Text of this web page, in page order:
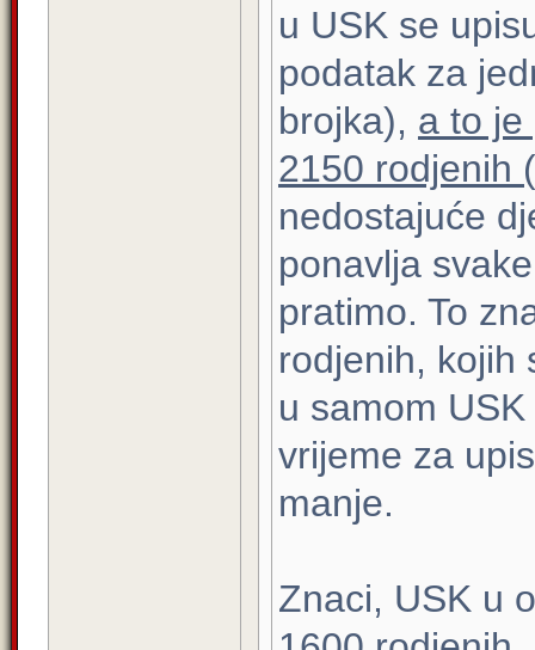
u USK se
podatak za
brojka), a to je
2150 rodjenih
nedostajuće
ponavlja
pratimo. To
rodjenih, kojih
u samom
vrijeme za
manje.
Znaci, USK u